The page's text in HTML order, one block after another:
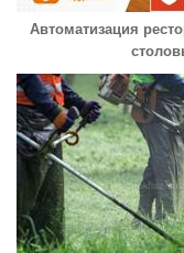
Автоматизация